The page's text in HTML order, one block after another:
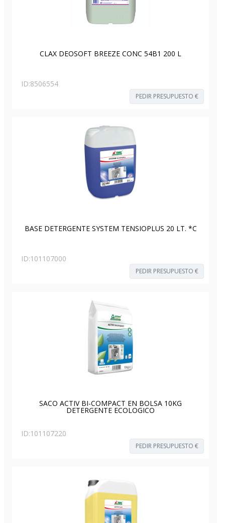
CLAX DEOSOFT BREEZE CONC 54B1 200 L
ID:8506554
PEDIR PRESUPUESTO €
BASE DETERGENTE SYSTEM TENSIOPLUS 20 LT. *C
ID:101107000
PEDIR PRESUPUESTO €
SACO ACTIV BI-COMPACT EN BOLSA 10KG
DETERGENTE ECOLOGICO
ID:101107220
PEDIR PRESUPUESTO €